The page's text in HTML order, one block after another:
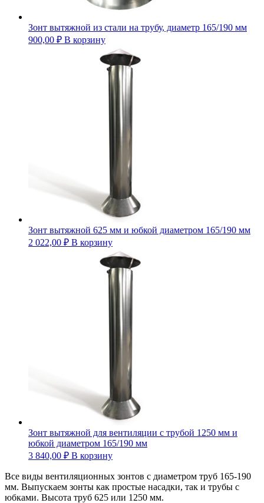
Зонт вытяжной из стали на трубу, диаметр 165/190 мм
900,00 ₽ В корзину
Зонт вытяжной 625 мм и юбкой диаметром 165/190 мм
2 022,00 ₽ В корзину
Зонт вытяжной для вентиляции с трубой 1250 мм и
юбкой диаметром 165/190 мм
3 840,00 ₽ В корзину
Все виды вентиляционных зонтов с диаметром труб 165-190
мм. Выпускаем зонты как простые насадки, так и трубы с
юбками. Высота труб 625 или 1250 мм.